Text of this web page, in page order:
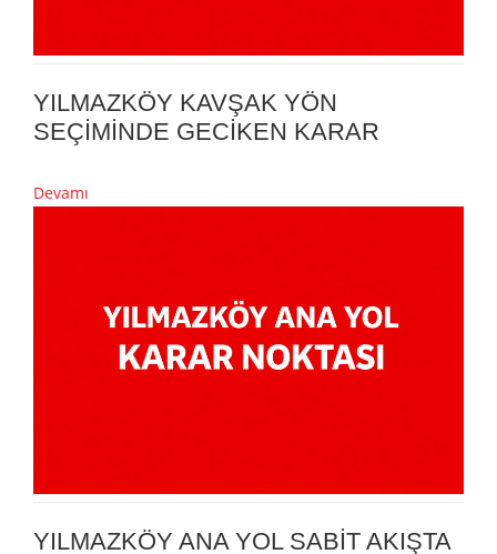
YILMAZKÖY KAVŞAK YÖN
SEÇİMİNDE GECİKEN KARAR
Devamı
YILMAZKÖY ANA YOL SABİT AKIŞTA